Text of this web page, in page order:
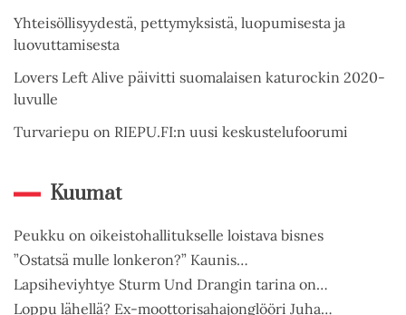
Yhteisöllisyydestä, pettymyksistä, luopumisesta ja
luovuttamisesta
Lovers Left Alive päivitti suomalaisen katurockin 2020-
luvulle
Turvariepu on RIEPU.FI:n uusi keskustelufoorumi
Kuumat
Peukku on oikeistohallitukselle loistava bisnes
”Ostatsä mulle lonkeron?” Kaunis…
Lapsiheviyhtye Sturm Und Drangin tarina on…
Loppu lähellä? Ex-moottorisahajonglööri Juha…